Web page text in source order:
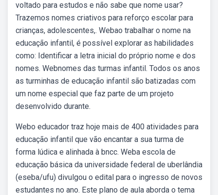
voltado para estudos e não sabe que nome usar?
Trazemos nomes criativos para reforço escolar para
crianças, adolescentes,. Webao trabalhar o nome na
educação infantil, é possível explorar as habilidades
como: Identificar a letra inicial do próprio nome e dos
nomes. Webnomes das turmas infantil. Todos os anos
as turminhas de educação infantil são batizadas com
um nome especial que faz parte de um projeto
desenvolvido durante.
Webo educador traz hoje mais de 400 atividades para
educação infantil que vão encantar a sua turma de
forma lúdica e alinhada à bncc. Weba escola de
educação básica da universidade federal de uberlândia
(eseba/ufu) divulgou o edital para o ingresso de novos
estudantes no ano. Este plano de aula aborda o tema